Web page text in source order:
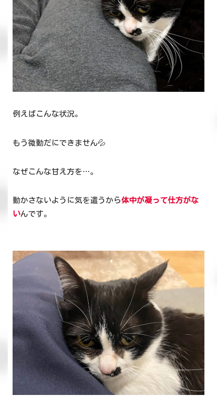
例えばこんな状況。
もう微動だにできません💦
なぜこんな甘え方を…。
動かさないように気を遣うから体中が凝って仕方がな
いんです。